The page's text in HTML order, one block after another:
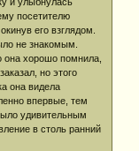
и улыбнулась
посетителю
его взглядом.
не знакомым.
она хорошо помнила,
но этого
она видела
впервые, тем
удивительным
в столь ранний